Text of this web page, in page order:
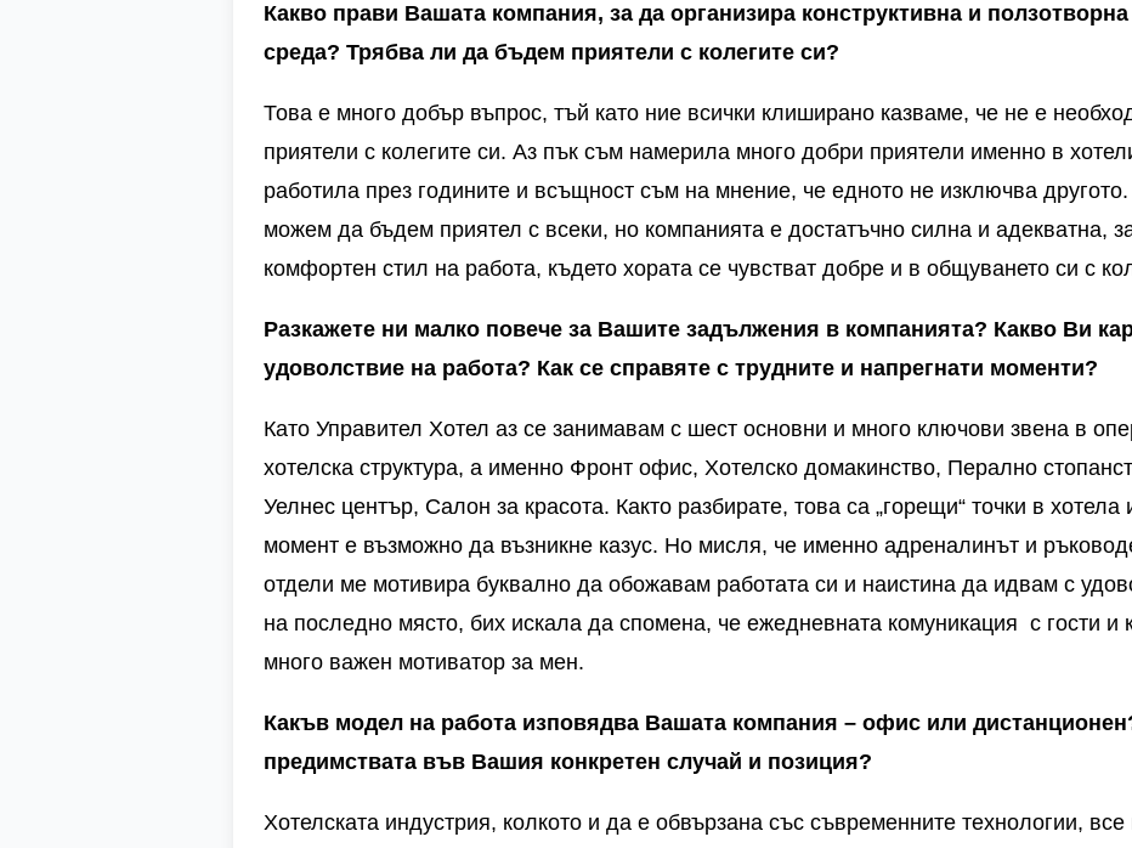
Какво прави Вашата компания, за да организира конструктивна и
среда? Трябва ли да бъдем приятели с колегите си?
Това е много добър въпрос, тъй като ние всички клиширано казваме, че не е
приятели с колегите си. Аз пък съм намерила много добри приятели именно в
работила през годините и всъщност съм на мнение, че едното не изключва
можем да бъдем приятел с всеки, но компанията е достатъчно силна и адекватна,
комфортен стил на работа, където хората се чувстват добре и в общуването си с
Разкажете ни малко повече за Вашите задължения в компанията? Какво Ви
удоволствие на работа? Как се справяте с трудните и напрегнати моменти?
Като Управител Хотел аз се занимавам с шест основни и много ключови звена в
хотелска структура, а именно Фронт офис, Хотелско домакинство, Перално
Уелнес център, Салон за красота. Както разбирате, това са „горещи“ точки в хотела
момент е възможно да възникне казус. Но мисля, че именно адреналинът и
отдели ме мотивира буквално да обожавам работата си и наистина да идвам с
на последно място, бих искала да спомена, че ежедневната комуникация с гости и
много важен мотиватор за мен.
Какъв модел на работа изповядва Вашата компания – офис или
предимствата във Вашия конкретен случай и позиция?
Хотелската индустрия, колкото и да е обвързана със съвременните технологии,